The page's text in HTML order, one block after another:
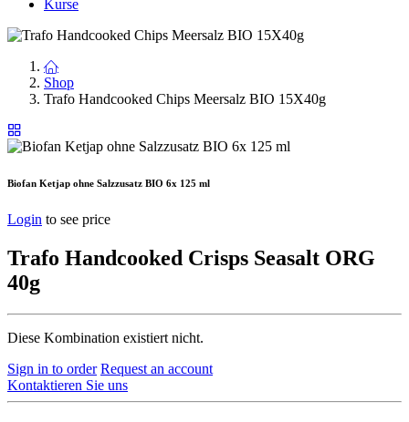
Kurse
Shop
Trafo Handcooked Chips Meersalz BIO 15X40g
Biofan Ketjap ohne Salzzusatz BIO 6x 125 ml
Login to see price
Trafo Handcooked Crisps Seasalt ORG
40g
Diese Kombination existiert nicht.
Sign in to order Request an account
Kontaktieren Sie uns